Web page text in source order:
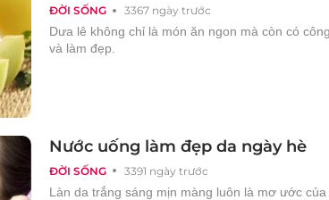
ĐỜI SỐNG 3367 ngày trước
Dưa lê không chỉ là món ăn ngon mà còn có
và làm đẹp.
ĐỜI SỐNG 3391 ngày trước
Nước uống làm đẹp da ngày hè
Làn da trắng sáng mịn màng luôn là mơ ước